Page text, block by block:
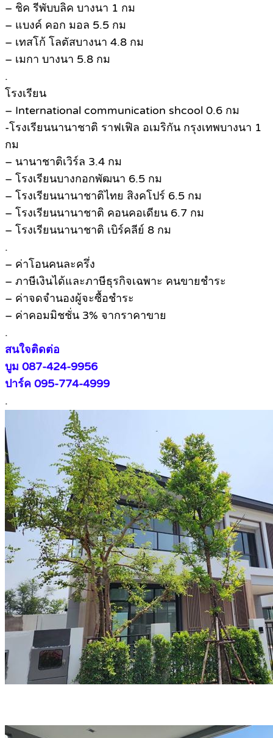
– ชิค รีพับบลิค บางนา 1 กม
– แบงค์ คอก มอล 5.5 กม
– เทสโก้ โลตัสบางนา 4.8 กม
– เมกา บางนา 5.8 กม
.
โรงเรียน
– International communication shcool 0.6 กม
-โรงเรียนนานาชาติ ราฟเฟิล อเมริกัน กรุงเทพบางนา 1
กม
– นานาชาติเวิร์ล 3.4 กม
– โรงเรียนบางกอกพัฒนา 6.5 กม
– โรงเรียนนานาชาติไทย สิงคโปร์ 6.5 กม
– โรงเรียนนานาชาติ คอนคอเดียน 6.7 กม
– โรงเรียนนานาชาติ เบิร์คลีย์ 8 กม
.
– ค่าโอนคนละครึ่ง
– ภาษีเงินได้และภาษีธุรกิจเฉพาะ คนขายชำระ
– ค่าจดจำนองผู้จะซื้อชำระ
– ค่าคอมมิชชั่น 3% จากราคาขาย
.
สนใจติดต่อ
บูม 087-424-9956
ปาร์ค 095-774-4999
.